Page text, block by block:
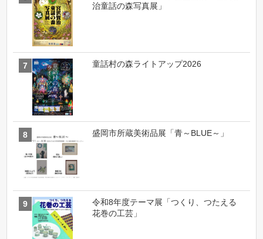
治童話の森写真展」
童話村の森ライトアップ2026
盛岡市所蔵美術品展「青～BLUE～」
令和8年度テーマ展「つくり、つたえる
花巻の工芸」